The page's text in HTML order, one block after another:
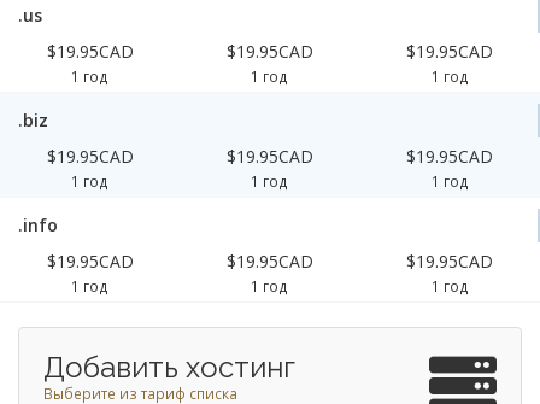
.us
$19.95CAD
1 год
$19.95CAD
1 год
$19.95CAD
1 год
.biz
$19.95CAD
1 год
$19.95CAD
1 год
$19.95CAD
1 год
.info
$19.95CAD
1 год
$19.95CAD
1 год
$19.95CAD
1 год
Добавить хостинг
Выберите из тариф списка